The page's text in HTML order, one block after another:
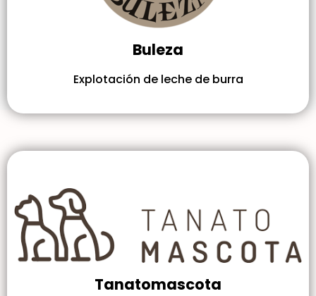
Buleza
Explotación de leche de burra
Tanatomascota